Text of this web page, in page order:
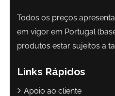
Todos os preços
em vigor em Portugal
produtos estar sujeitos a
Links Rápidos
Apoio ao cliente